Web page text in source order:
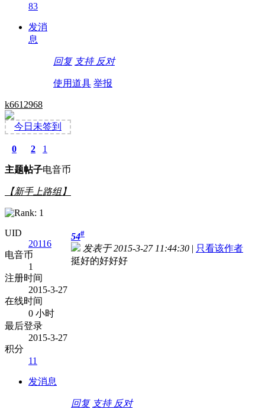
83
发消
息
回复 支持 反对
使用道具 举报
k6612968
今日未签到
0
主题
2
帖子
1
电音币
【新手上路组】
UID
20116
电音币
1
注册时间
2015-3-27
在线时间
0 小时
最后登录
2015-3-27
积分
11
发消息
54#
发表于 2015-3-27 11:44:30 | 只看该作者
挺好的好好好
回复 支持 反对